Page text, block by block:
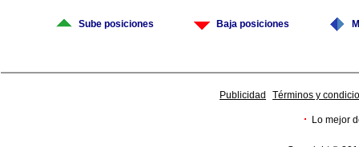
Sube posiciones Baja posiciones
Publicidad Términos y
· Lo mejor